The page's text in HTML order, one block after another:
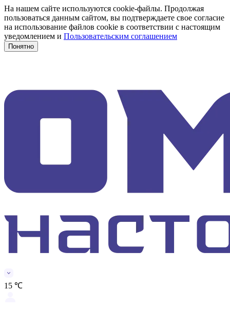
На нашем сайте используются cookie-файлы. Продолжая
пользоваться данным сайтом, вы подтверждаете свое согласие
на использование файлов cookie в соответствии с настоящим
уведомлением и Пользовательским соглашением
Понятно
15 ℃